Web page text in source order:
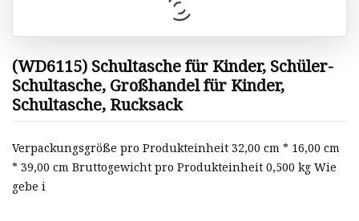
(WD6115) Schultasche für Kinder, Schüler-
Schultasche, Großhandel für Kinder,
Schultasche, Rucksack
Verpackungsgröße pro Produkteinheit 32,00 cm * 16,00 cm
* 39,00 cm Bruttogewicht pro Produkteinheit 0,500 kg Wie
gebe i